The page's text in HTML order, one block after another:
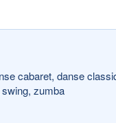
cabaret, danse
zumba